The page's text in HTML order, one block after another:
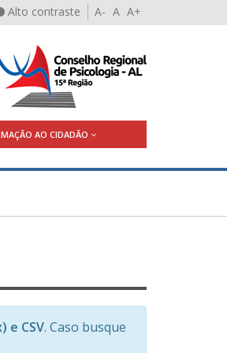
Alto contraste A- A A+
AO CIDADÃO
e CSV. Caso busque